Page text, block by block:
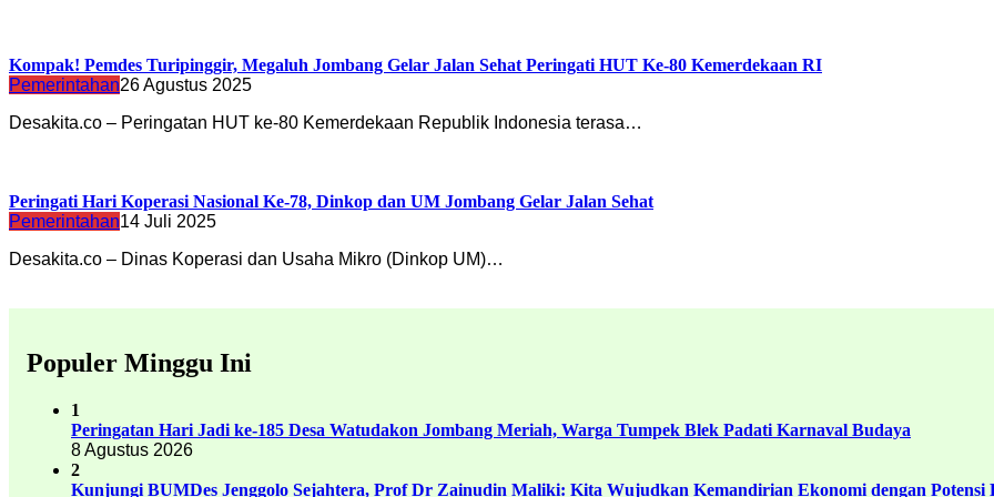
Kompak! Pemdes Turipinggir, Megaluh Jombang Gelar Jalan Sehat Peringati HUT Ke-80 Kemerdekaan RI
Pemerintahan26 Agustus 2025
Desakita.co – Peringatan HUT ke-80 Kemerdekaan Republik Indonesia terasa…
Peringati Hari Koperasi Nasional Ke-78, Dinkop dan UM Jombang Gelar Jalan Sehat
Pemerintahan14 Juli 2025
Desakita.co – Dinas Koperasi dan Usaha Mikro (Dinkop UM)…
Populer Minggu Ini
1
Peringatan Hari Jadi ke-185 Desa Watudakon Jombang Meriah, Warga Tumpek Blek Padati Karnaval Budaya
8 Agustus 2026
2
Kunjungi BUMDes Jenggolo Sejahtera, Prof Dr Zainudin Maliki: Kita Wujudkan Kemandirian Ekonomi dengan Potensi